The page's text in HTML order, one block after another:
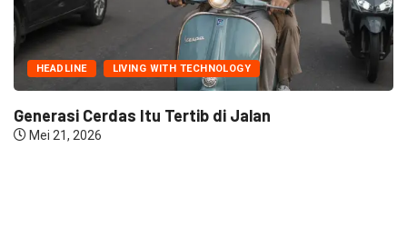
HEADLINE LIVING WITH TECHNOLOGY
Generasi Cerdas Itu Tertib di Jalan
Mei 21, 2026